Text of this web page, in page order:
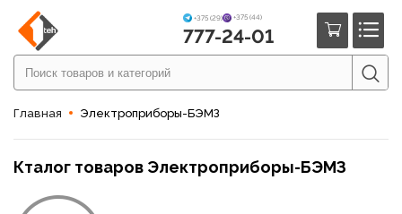
+375 (29) +375 (44)
777-24-01
Главная Электроприборы-БЭМЗ
Кталог товаров Электроприборы-БЭМЗ